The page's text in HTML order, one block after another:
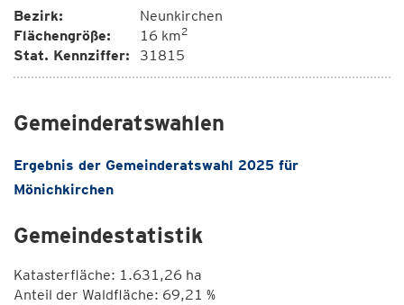
Bezirk:
Neunkirchen
Flächengröße:
16 km2
Stat. Kennziffer: 31815
Gemeinderatswahlen
Ergebnis der Gemeinderatswahl 2025 für
Mönichkirchen
Gemeindestatistik
Katasterfläche: 1.631,26 ha
Anteil der Waldfläche: 69,21 %